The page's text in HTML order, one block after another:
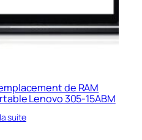
de RAM
Lenovo 305-15ABM
suite